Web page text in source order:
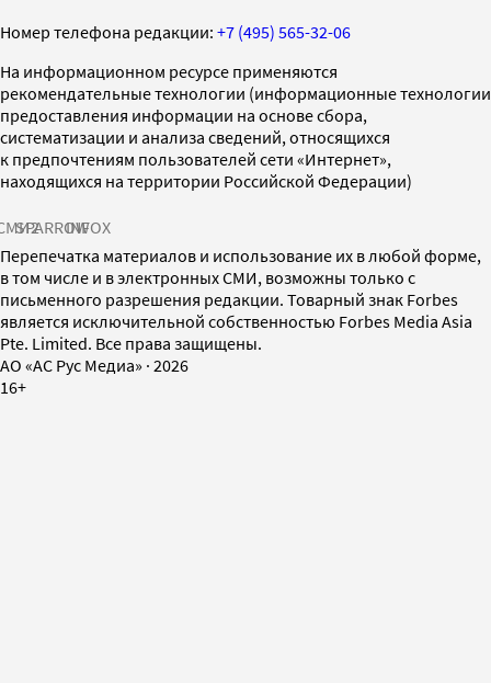
Номер телефона редакции: +7 (495) 565-32-06
На информационном ресурсе применяются
рекомендательные технологии (информационные технологии
предоставления информации на основе сбора,
систематизации и анализа сведений, относящихся
к предпочтениям пользователей сети «Интернет»,
находящихся на территории Российской Федерации)
SPARROWINFOX
Перепечатка материалов и использование их в любой форме,
в том числе и в электронных СМИ, возможны только с
письменного разрешения редакции. Товарный знак Forbes
является исключительной собственностью Forbes Media Asia
Pte. Limited. Все права защищены.
AO «АС Рус Медиа» · 2026
16+